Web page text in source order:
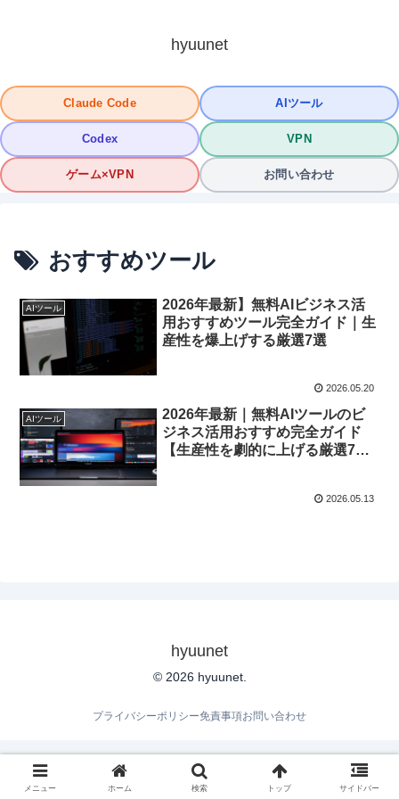
hyuunet
Claude Code AIツール
Codex VPN
ゲーム×VPN お問い合わせ
おすすめツール
AIツール
2026年最新】無料AIビジネス活
用おすすめツール完全ガイド｜生
産性を爆上げする厳選7選
2026.05.20
AIツール
2026年最新｜無料AIツールのビ
ジネス活用おすすめ完全ガイド
【生産性を劇的に上げる厳選7
2026.05.13
hyuunet
© 2026 hyuunet.
プライバシーポリシー免責事項お問い合わせ
メニュー ホーム 検索 トップ サイドバー